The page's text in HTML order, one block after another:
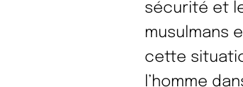
sécurité et
musulmans
cette
l’homme